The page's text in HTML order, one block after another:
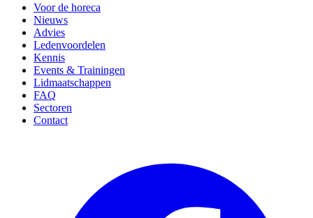
Voor de horeca
Nieuws
Advies
Ledenvoordelen
Kennis
Events & Trainingen
Lidmaatschappen
FAQ
Sectoren
Contact